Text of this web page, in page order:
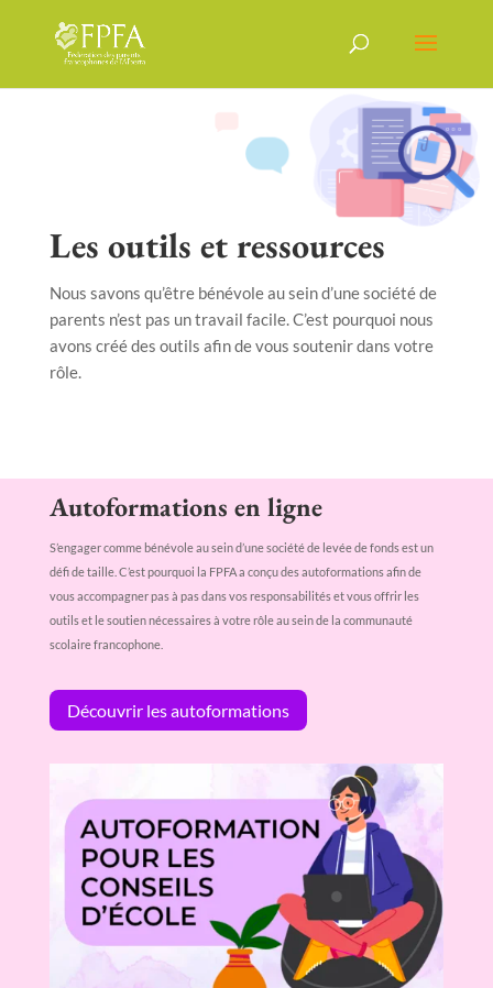
Les outils et ressources
Nous savons qu’être bénévole au sein d’une société de
parents n’est pas un travail facile. C’est pourquoi nous
avons créé des outils afin de vous soutenir dans votre
rôle.
Autoformations en ligne
S’engager comme bénévole au sein d’une société de levée de fonds est un
défi de taille. C’est pourquoi la FPFA a conçu des autoformations afin de
vous accompagner pas à pas dans vos responsabilités et vous offrir les
outils et le soutien nécessaires à votre rôle au sein de la communauté
scolaire francophone.
Découvrir les autoformations